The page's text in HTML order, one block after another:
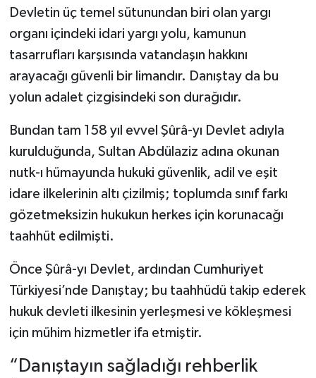
Devletin üç temel sütunundan biri olan yargı
organı içindeki idari yargı yolu, kamunun
tasarrufları karşısında vatandaşın hakkını
arayacağı güvenli bir limandır. Danıştay da bu
yolun adalet çizgisindeki son durağıdır.
Bundan tam 158 yıl evvel Şûrâ-yı Devlet adıyla
kurulduğunda, Sultan Abdülaziz adına okunan
nutk-ı hümayunda hukuki güvenlik, adil ve eşit
idare ilkelerinin altı çizilmiş; toplumda sınıf farkı
gözetmeksizin hukukun herkes için korunacağı
taahhüt edilmişti.
Önce Şûrâ-yı Devlet, ardından Cumhuriyet
Türkiyesi’nde Danıştay; bu taahhüdü takip ederek
hukuk devleti ilkesinin yerleşmesi ve kökleşmesi
için mühim hizmetler ifa etmiştir.
“Danıştayın sağladığı rehberlik